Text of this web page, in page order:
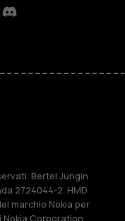
Discord
Bertel Jungin
2724044-2. HMD
marchio Nokia per